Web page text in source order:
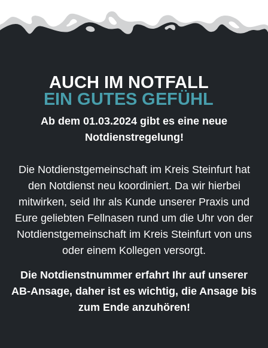
AUCH IM NOTFALL
EIN GUTES GEFÜHL
Ab dem 01.03.2024 gibt es eine neue
Notdienstregelung!
Die Notdienstgemeinschaft im Kreis Steinfurt hat
den Notdienst neu koordiniert. Da wir hierbei
mitwirken, seid Ihr als Kunde unserer Praxis und
Eure geliebten Fellnasen rund um die Uhr von der
Notdienstgemeinschaft im Kreis Steinfurt von uns
oder einem Kollegen versorgt.
Die Notdienstnummer erfahrt Ihr auf unserer
AB-Ansage, daher ist es wichtig, die Ansage bis
zum Ende anzuhören!